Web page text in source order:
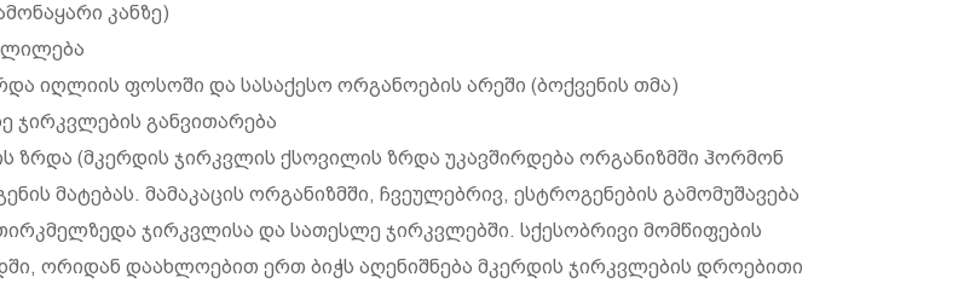
კანზე)
იღლიის ფოსოში და სასაქესო ორგანოების არეში (ბოქვენის თმა)
ჯირკვლების განვითარება
ზრდა (მკერდის ჯირკვლის ქსოვილის ზრდა უკავშირდება ორგანიზმში ჰორმონ
მატებას. მამაკაცის ორგანიზმში, ჩვეულებრივ, ესტროგენების გამომუშავება
ჯირკვლისა და სათესლე ჯირკვლებში. სქესობრივი მომწიფების
ორიდან დაახლოებით ერთ ბიჭს აღენიშნება მკერდის ჯირკვლების დროებითი